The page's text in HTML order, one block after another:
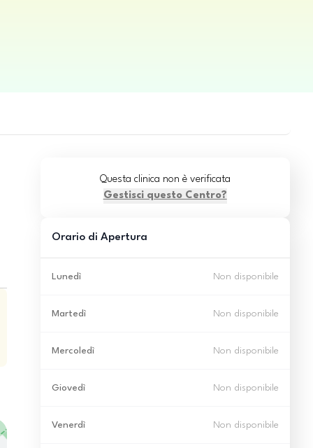
Questa clinica non è verificata
Gestisci questo Centro?
Orario di Apertura
Lunedì Non disponibile
Martedì Non disponibile
Mercoledì Non disponibile
Giovedì Non disponibile
Venerdì Non disponibile